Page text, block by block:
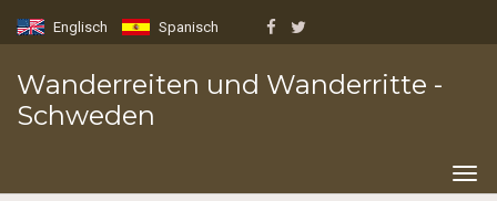
Englisch Spanisch
Wanderreiten und Wanderritte -
Schweden